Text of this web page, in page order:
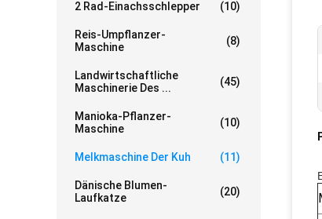
2 Rad-Einachsschlepper (10)
Reis-Umpflanzer-
Maschine
(8)
Landwirtschaftliche
Maschinerie Des ...
(45)
Manioka-Pflanzer-
Maschine
(10)
Melkmaschine Der Kuh (11)
Dänische Blumen-
Laufkatze
(20)